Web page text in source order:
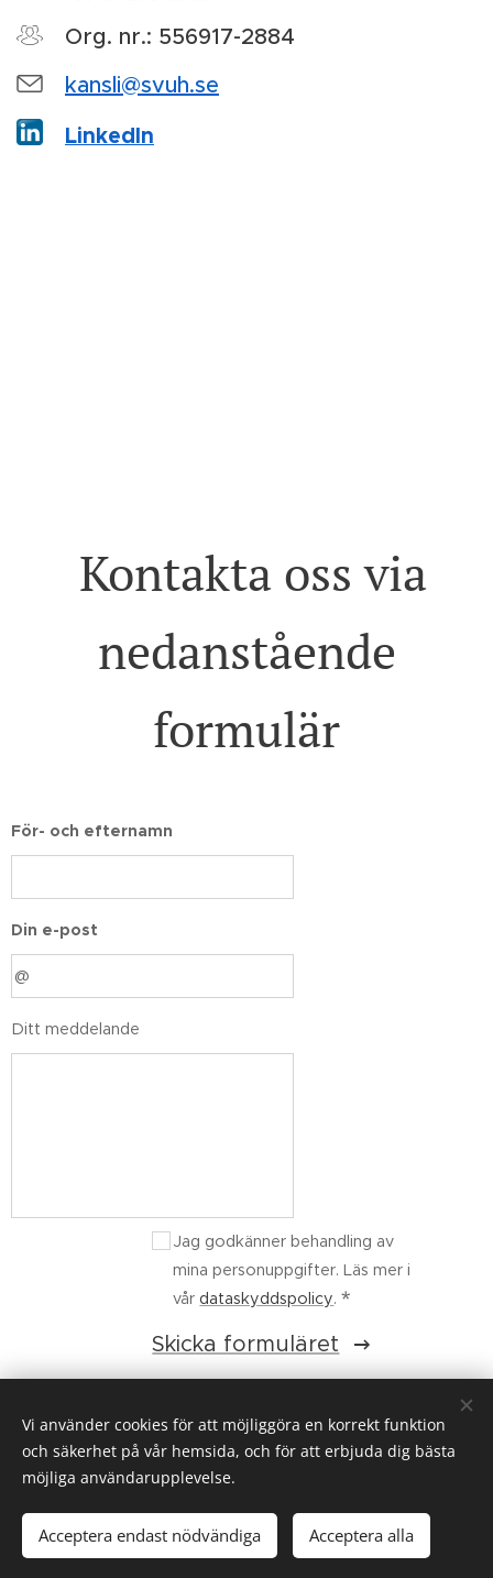
Org. nr.: 556917-2884
kansli@svuh.se
LinkedIn
Kontakta oss via
nedanstående
formulär
För- och efternamn
Din e-post
Ditt meddelande
Jag godkänner behandling av
mina personuppgifter. Läs mer i
vår dataskyddspolicy.
Skicka formuläret
Riksorganisationen Svenskt Underhåll, Gustavslundsvägen 143,
167 51 Bromma
© Copyright 2025. Svenskt Underhåll AB. All Rights Reserved.
Cookies
Vi använder cookies för att möjliggöra en korrekt funktion
och säkerhet på vår hemsida, och för att erbjuda dig bästa
möjliga användarupplevelse.
Acceptera endast nödvändiga Acceptera alla